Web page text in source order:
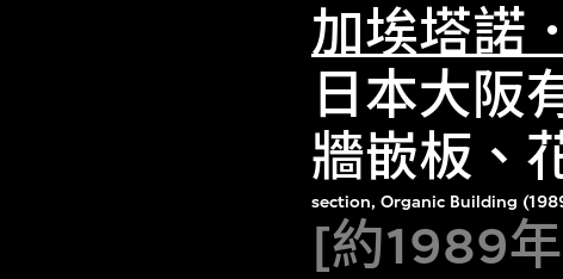
加埃塔諾
日本大阪
牆嵌板、
section, Organic Building
[約1989